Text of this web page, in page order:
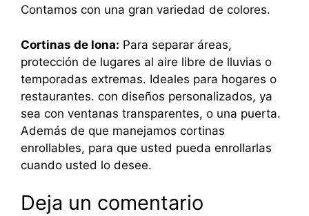
Contamos con una gran variedad de colores.
Cortinas de lona: Para separar áreas,
protección de lugares al aire libre de lluvias o
temporadas extremas. Ideales para hogares o
restaurantes. con diseños personalizados, ya
sea con ventanas transparentes, o una puerta.
Además de que manejamos cortinas
enrollables, para que usted pueda enrollarlas
cuando usted lo desee.
Deja un comentario